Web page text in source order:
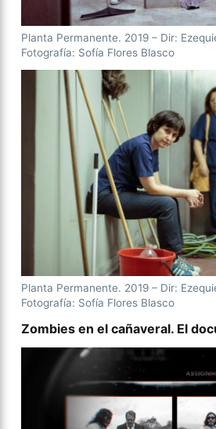
Planta Permanente. 2019 – Dir:
Fotografía: Sofía Flores Blasco
Planta Permanente. 2019 – Dir:
Fotografía: Sofía Flores Blasco
Zombies en el cañaveral. El